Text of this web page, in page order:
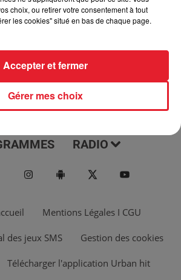
MUSIQUES
RADIO
Mentions Légales I CGU
des jeux SMS Gestion des cookies
Télécharger l'application Urban hit
choix, ou retirer votre consentement à tout
les cookies" situé en bas de chaque page.
Gérer mes choix
Accepter et fermer